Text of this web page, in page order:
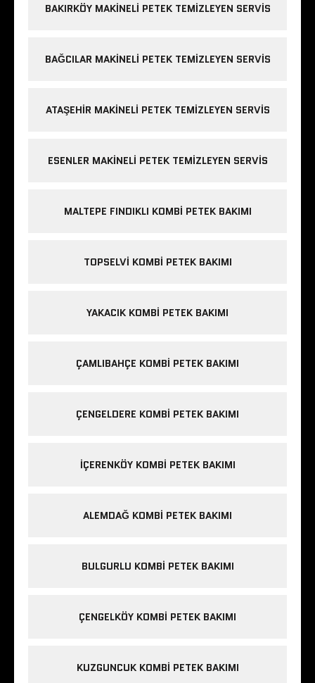
BAKIRKÖY MAKINELI PETEK TEMIZLEYEN SERVIS
BAĞCILAR MAKINELI PETEK TEMIZLEYEN SERVIS
ATAŞEHIR MAKINELI PETEK TEMIZLEYEN SERVIS
ESENLER MAKINELI PETEK TEMIZLEYEN SERVIS
MALTEPE FINDIKLI KOMBI PETEK BAKIMI
TOPSELVI KOMBI PETEK BAKIMI
YAKACIK KOMBI PETEK BAKIMI
ÇAMLIBAHÇE KOMBI PETEK BAKIMI
ÇENGELDERE KOMBI PETEK BAKIMI
IÇERENKÖY KOMBI PETEK BAKIMI
ALEMDAĞ KOMBI PETEK BAKIMI
BULGURLU KOMBI PETEK BAKIMI
ÇENGELKÖY KOMBI PETEK BAKIMI
KUZGUNCUK KOMBI PETEK BAKIMI